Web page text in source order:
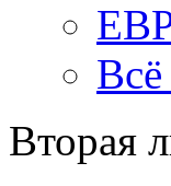
Всё
Вторая